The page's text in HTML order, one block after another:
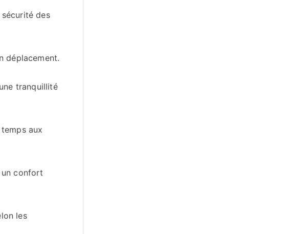
des
déplacement.
tranquillité
aux
confort
les